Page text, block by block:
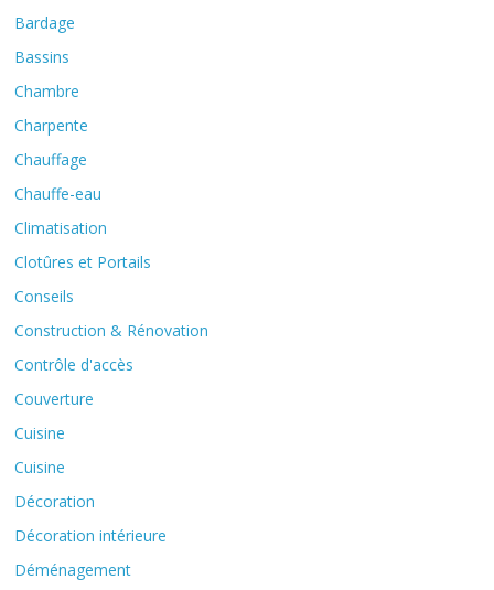
Bardage
Bassins
Chambre
Charpente
Chauffage
Chauffe-eau
Climatisation
Clotûres et Portails
Conseils
Construction & Rénovation
Contrôle d'accès
Couverture
Cuisine
Cuisine
Décoration
Décoration intérieure
Déménagement